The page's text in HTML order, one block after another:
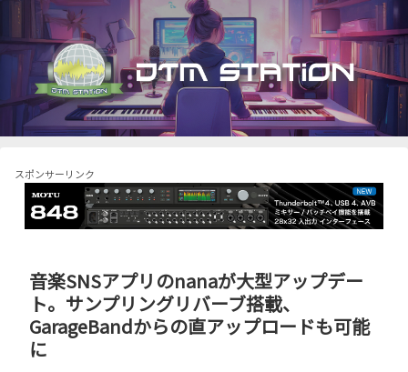
スポンサーリンク
音楽SNSアプリのnanaが大型アップデー
ト。サンプリングリバーブ搭載、
GarageBandからの直アップロードも可能
に